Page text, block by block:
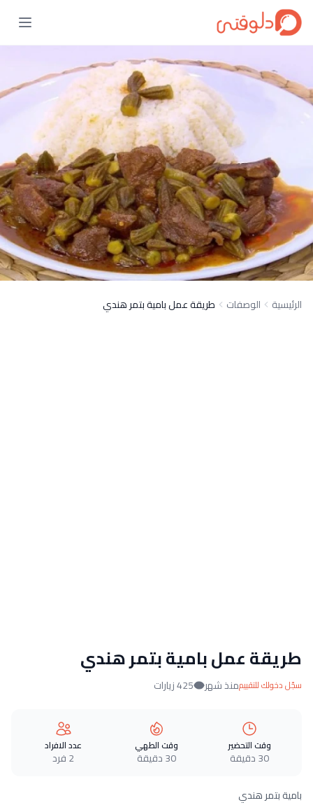
الرئيسية الوصفات طريقة عمل بامية بتمر هندي
طريقة عمل بامية بتمر هندي
سجّل دخولك للتقييممنذ شهر 425 زيارات
وقت التحضير
30 دقيقة
وقت الطهي
30 دقيقة
عدد الافراد
2 فرد
بامية بتمر هندي